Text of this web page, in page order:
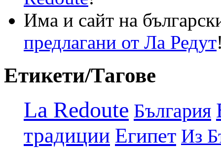
Има и сайт на
предлагани от Ла Редут
Етикети/Тагове
La Redoute България
традиции Египет Из